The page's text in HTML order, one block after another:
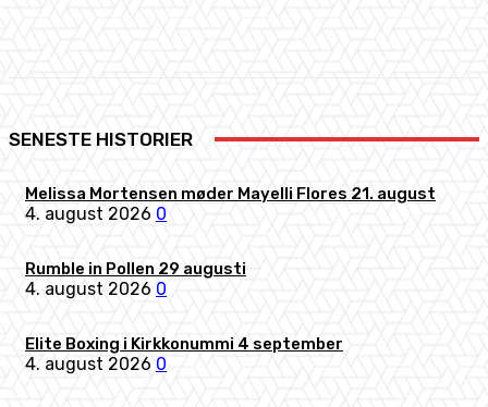
SENESTE HISTORIER
Melissa Mortensen møder Mayelli Flores 21. august
4. august 2026 0
Rumble in Pollen 29 augusti
4. august 2026 0
Elite Boxing i Kirkkonummi 4 september
4. august 2026 0